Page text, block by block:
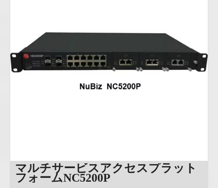
マルチサービスアクセスプラット
フォームNC5200P